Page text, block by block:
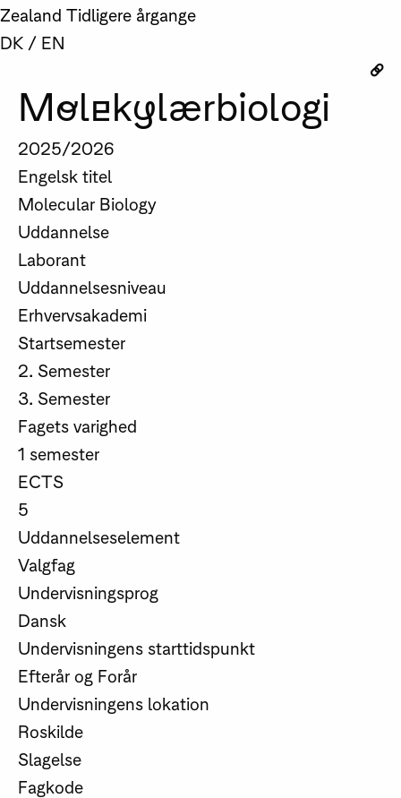
Zealand Tidligere årgange
DK / EN
Molekylærbiologi
2025/2026
Engelsk titel
Molecular Biology
Uddannelse
Laborant
Uddannelsesniveau
Erhvervsakademi
Startsemester
2. Semester
3. Semester
Fagets varighed
1 semester
ECTS
5
Uddannelseselement
Valgfag
Undervisningsprog
Dansk
Undervisningens starttidspunkt
Efterår og Forår
Undervisningens lokation
Roskilde
Slagelse
Fagkode